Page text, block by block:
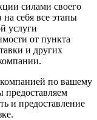
силами своего
на себя все этапы
услуги
от пункта
и других
по вашему
предоставляем
и предоставление